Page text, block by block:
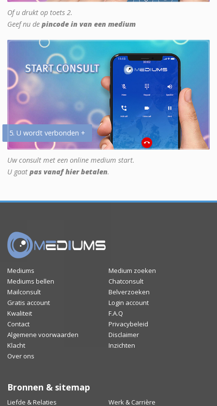
Of u drukt op toets 2.
Geef nu de pincode in van een medium
5. U wordt verbonden +
Uw consult met een online medium start.
U gaat pas vanaf hier betalen.
Mediums
Medium zoeken
Mediums bellen
Chatconsult
Mailconsult
Belverzoeken
Gratis account
Login account
Kwaliteit
F.A.Q
Contact
Privacybeleid
Algemene voorwaarden
Disclaimer
Klacht
Inzichten
Over ons
Bronnen & sitemap
Liefde & Relaties Werk & Carrière